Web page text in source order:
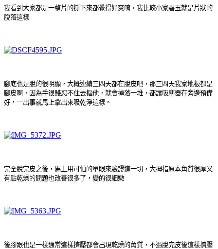
我看到大家都是一整片的撕下來都覺得好爽唷，我比較小家碧玉就是片狀的
脫落這樣
腳底也是脫的很明顯，大概連續三四天都在脫皮吧，那三四天我家地板都是
腳皮啊，因為手很賤忍不住去摳他，就會掉落一堆，都讓吸塵器在旁邊預備
好，一出事就馬上拿出來吸乾淨這樣。
完全脫完皮之後，馬上用可怕的單眼來驗證這一切，大拇指原本角質很厚又
有點乾燥的問題也改善很多了，變的很細嫩
後腳跟也是一樣通常這樣擠壓都會出現乾燥的角質，不過脫完皮後這樣擠壓